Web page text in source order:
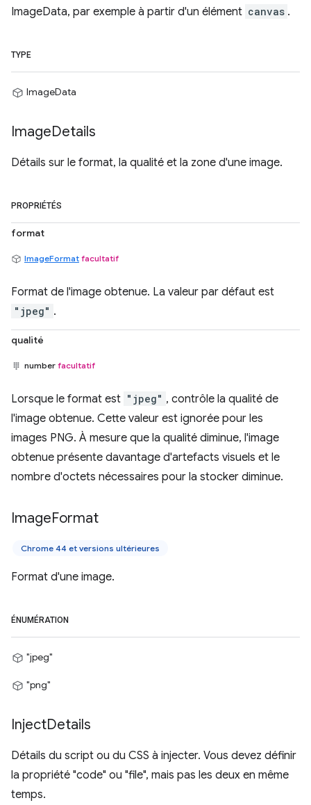
ImageData, par exemple à partir d'un élément canvas .
TYPE
ImageData
ImageDetails
Détails sur le format, la qualité et la zone d'une image.
PROPRIÉTÉS
format
ImageFormat facultatif
Format de l'image obtenue. La valeur par défaut est
"jpeg" .
qualité
number facultatif
Lorsque le format est "jpeg" , contrôle la qualité de
l'image obtenue. Cette valeur est ignorée pour les
images PNG. À mesure que la qualité diminue, l'image
obtenue présente davantage d'artefacts visuels et le
nombre d'octets nécessaires pour la stocker diminue.
ImageFormat
Chrome 44 et versions ultérieures
Format d'une image.
ÉNUMÉRATION
"jpeg"
"png"
InjectDetails
Détails du script ou du CSS à injecter. Vous devez définir
la propriété "code" ou "file", mais pas les deux en même
temps.